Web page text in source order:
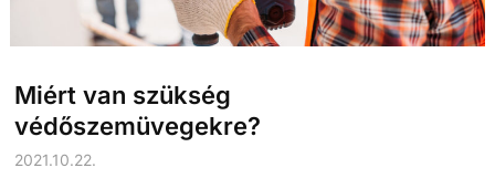
Miért van szükség
védőszemüvegekre?
2021.10.22.